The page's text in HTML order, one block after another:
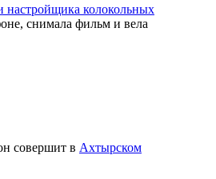
настройщика колокольных
снимала фильм и вела
совершит в Ахтырском